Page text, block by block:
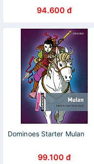
94.600 đ
Dominoes Starter Mulan
99.100 đ